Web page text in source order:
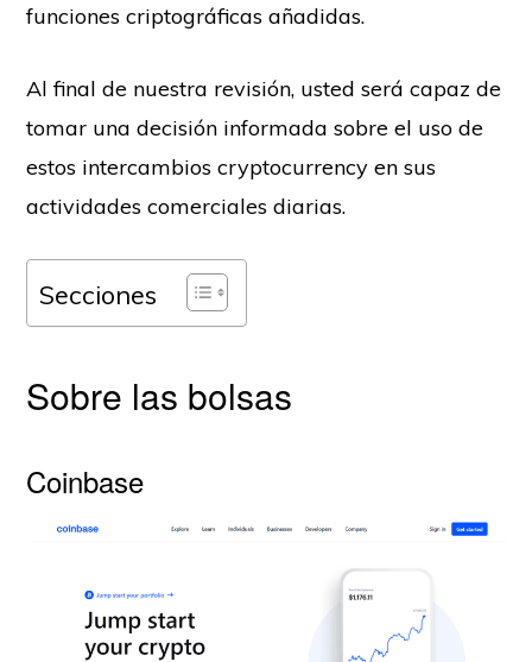
funciones criptográficas añadidas.
Al final de nuestra revisión, usted será capaz de
tomar una decisión informada sobre el uso de
estos intercambios cryptocurrency en sus
actividades comerciales diarias.
Secciones
Sobre las bolsas
Coinbase